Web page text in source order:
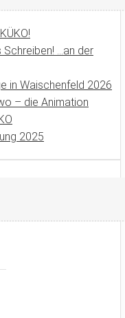
Schreiben! …an der
in Waischenfeld 2026
– die Animation
2025